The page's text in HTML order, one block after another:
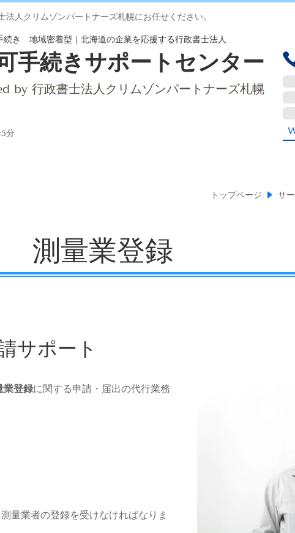
人クリムゾンパートナーズ札幌にお任せください。
き 地域密着型｜北海道の企業を応援する行政書士法人
手続きサポートセンター
by 行政書士法人クリムゾンパートナーズ札幌
5分
トップページ サ
測量業登録
サポート
業登録に関する申請・届出の代行業務
量業者の登録を受けなければなりま